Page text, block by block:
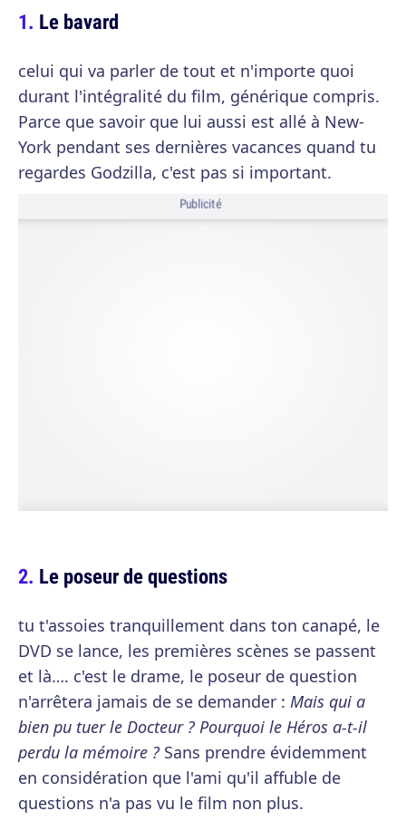
Le bavard
celui qui va parler de tout et n'importe quoi
durant l'intégralité du film, générique compris.
Parce que savoir que lui aussi est allé à New-
York pendant ses dernières vacances quand tu
regardes Godzilla, c'est pas si important.
Publicité
Le poseur de questions
tu t'assoies tranquillement dans ton canapé, le
DVD se lance, les premières scènes se passent
et là…. c'est le drame, le poseur de question
n'arrêtera jamais de se demander : Mais qui a
bien pu tuer le Docteur ? Pourquoi le Héros a-t-il
perdu la mémoire ? Sans prendre évidemment
en considération que l'ami qu'il affuble de
questions n'a pas vu le film non plus.